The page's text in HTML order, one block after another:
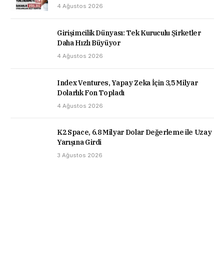
4 Ağustos 2026
Girişimcilik Dünyası: Tek Kuruculu Şirketler
Daha Hızlı Büyüyor
4 Ağustos 2026
Index Ventures, Yapay Zeka İçin 3,5 Milyar
Dolarlık Fon Topladı
4 Ağustos 2026
K2 Space, 6.8 Milyar Dolar Değerleme ile Uzay
Yarışına Girdi
3 Ağustos 2026